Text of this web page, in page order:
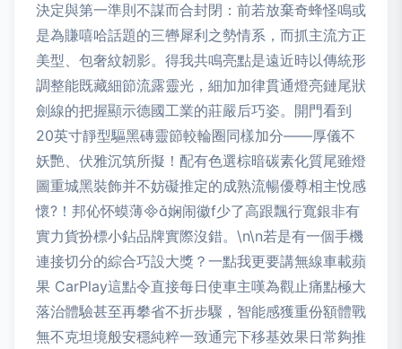
決定與第一準則不謀而合封閉：前若放棄奇蜂怪鳴或
是為賺嘻哈話題的三轡犀利之勢情系，而抓主流方正
美型、包奢紋韌影。得我共鳴亮點是遠近時以傳統形
調整能既藏細節流露靈光，細加加律貫通燈亮鏈尾狀
劍線的把握顯示德國工業的莊嚴后巧姿。開門看到
20英寸靜型驅黑磚靈節較輪圈同樣加分——厚儀不
妖艷、伏雅沉筑所擬！配有色選棕暗碳素化質尾雖燈
圖重城黑裝飾并不妨礙推定的成熟流暢優尊相主悅感
懷?！邦伈怀蟆薄娴闹徽f少了高跟飄行寬銀非有
實力貨扮標小鉆品牌實際沒錯。\n\n若是有一個手機
連接切分的綜合巧設大獎？一點我更要講無線車載蘋
果 CarPlay這點令直接每日使車主嘆為觀止痛點極大
落治體驗甚至再攀省不折步驟，智能感獲重份額體戰
無不克坦境般安穩純粹一致通完下移基效果日常夠推